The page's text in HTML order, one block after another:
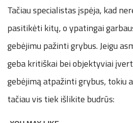
Tačiau specialistas įspėja, kad
pasitikėti kitų, o ypatingai
gebėjimu pažinti grybus. Jeigu
geba kritiškai bei objektyviai
gebėjimą atpažinti grybus, tokiu
tačiau vis tiek išlikite budrūs: